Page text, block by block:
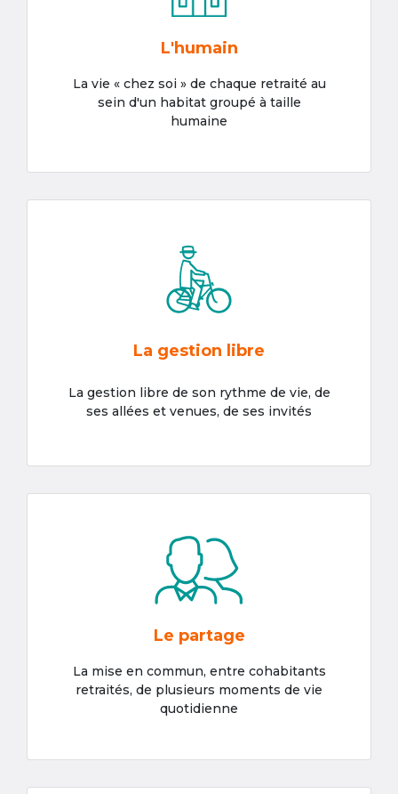
L'humain
La vie « chez soi » de chaque retraité au
sein d'un habitat groupé à taille
humaine
La gestion libre
La gestion libre de son rythme de vie, de
ses allées et venues, de ses invités
Le partage
La mise en commun, entre cohabitants
retraités, de plusieurs moments de vie
quotidienne